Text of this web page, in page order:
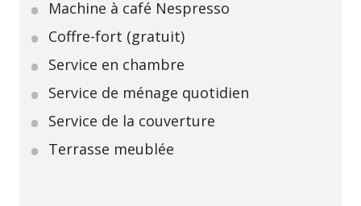
Machine à café Nespresso
Coffre-fort (gratuit)
Service en chambre
Service de ménage quotidien
Service de la couverture
Terrasse meublée